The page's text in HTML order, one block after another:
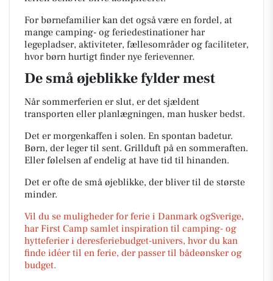
For børnefamilier kan det også være en fordel, at
mange camping- og feriedestinationer har
legepladser, aktiviteter, fællesområder og faciliteter,
hvor børn hurtigt finder nye ferievenner.
De små øjeblikke fylder mest
Når sommerferien er slut, er det sjældent
transporten eller planlægningen, man husker bedst.
Det er morgenkaffen i solen. En spontan badetur.
Børn, der leger til sent. Grillduft på en sommeraften.
Eller følelsen af endelig at have tid til hinanden.
Det er ofte de små øjeblikke, der bliver til de største
minder.
Vil du se muligheder for ferie i Danmark ogSverige,
har First Camp samlet inspiration til camping- og
hytteferier i deresferiebudget-univers, hvor du kan
finde idéer til en ferie, der passer til bådeønsker og
budget.